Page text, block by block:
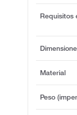
Requisitos
Material
Peso